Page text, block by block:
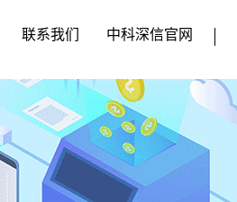
联系我们 中科深信官网